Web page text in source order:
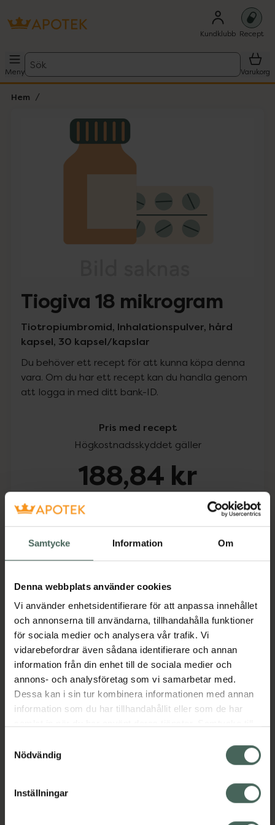
Samtycke Information Om
Denna webbplats använder cookies
Vi använder enhetsidentifierare för att anpassa innehållet
och annonserna till användarna, tillhandahålla funktioner
för sociala medier och analysera vår trafik. Vi
vidarebefordrar även sådana identifierare och annan
information från din enhet till de sociala medier och
annons- och analysföretag som vi samarbetar med.
Dessa kan i sin tur kombinera informationen med annan
information som du har tillhandahållit eller som de har
återkalla ditt samtycke via webbplatsens
cookieinställningar. Ett återkallat samtycke påverkar inte
lagligheten av behandling som skett innan återkallelsen.
Nödvändig
Inställningar
Kundklubb Recept
Meny
Sök
Varukorg
Hem
Lista: . Innehåller 1 objekt.
Tiogiva 18 mikrogram
Tiotropiumbromid, Inhalationspulver, hård
kapsel, 30 kapsel/kapslar
Du behöver ett recept för att kunna köpa denna
vara. Om du har ett recept kan du handla genom
att logga in med ditt bank-ID.
Pris med recept
Högkostnadsskyddet gäller
188,84 kr
Köp via ditt recept
Beskrivning Dölj
Läs alltid bipacksedeln innan
användning.
EAN:07350109550351
Visa